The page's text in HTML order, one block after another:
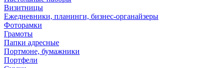
Визитницы
Ежедневники, планинги, бизнес-органайзеры
Фоторамки
Грамоты
Папки адресные
Портмоне, бумажники
Портфели